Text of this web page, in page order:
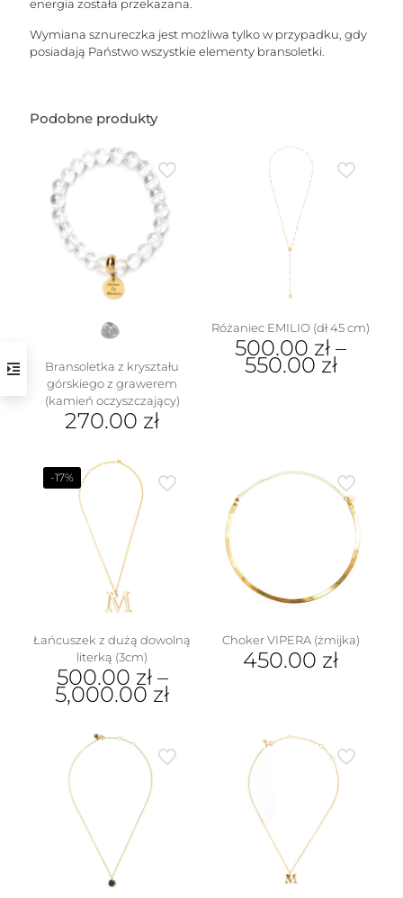
energia została przekazana.
Wymiana sznureczka jest możliwa tylko w przypadku, gdy
posiadają Państwo wszystkie elementy bransoletki.
Podobne produkty
Bransoletka z kryształu
górskiego z grawerem
(kamień oczyszczający)
270.00 zł
Różaniec EMILIO (dł 45 cm)
500.00 zł –
550.00 zł
Opcje
można
-17%
Łańcuszek z dużą dowolną
literką (3cm)
500.00 zł–
5,000.00 zł
produkt
wariantów.
Opcje
można
wybrać
na
stronie
produktu
Choker VIPERA (żmijka)
450.00 zł